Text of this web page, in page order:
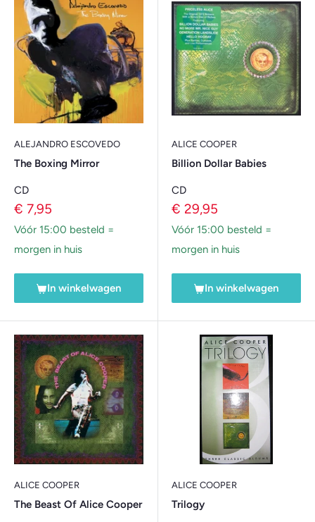
ALEJANDRO ESCOVEDO
The Boxing Mirror
CD
Verkoopprijs
€ 7,95
Vóór 15:00 besteld =
morgen in huis
In winkelwagen
ALICE COOPER
Billion Dollar Babies
CD
Verkoopprijs
€ 29,95
Vóór 15:00 besteld =
morgen in huis
In winkelwagen
ALICE COOPER
The Beast Of Alice Cooper
ALICE COOPER
Trilogy